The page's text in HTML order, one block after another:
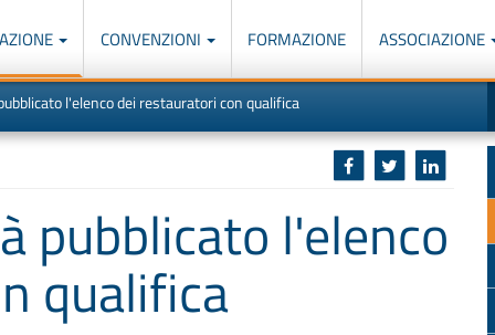
CONVENZIONI FORMAZIONE ASSOCIAZIONE
l'elenco dei restauratori con qualifica
pubblicato l'elenco
qualifica